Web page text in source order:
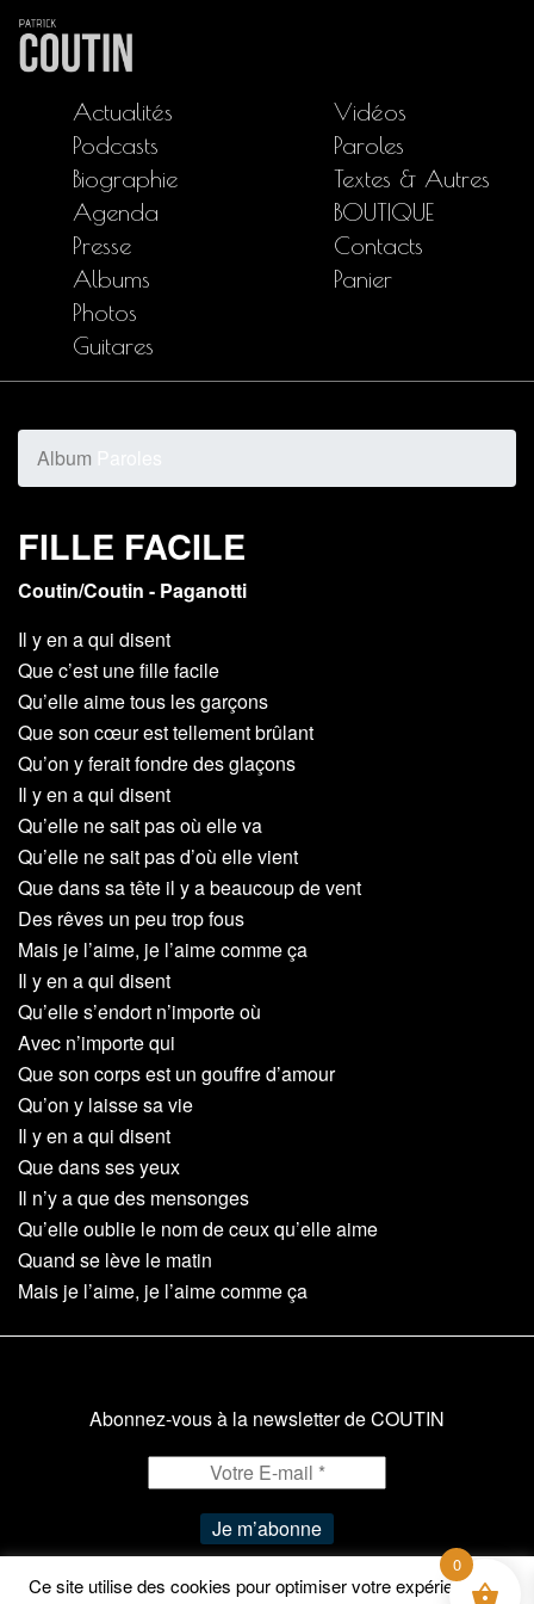
Actualités
Podcasts
Biographie
Agenda
Presse
Albums
Photos
Guitares
Vidéos
Paroles
Textes & Autres
BOUTIQUE
Contacts
Panier
Album
FILLE FACILE
Coutin/Coutin - Paganotti
Il y en a qui disent
Que c’est une fille facile
Qu’elle aime tous les garçons
Que son cœur est tellement brûlant
Qu’on y ferait fondre des glaçons
Il y en a qui disent
Qu’elle ne sait pas où elle va
Qu’elle ne sait pas d’où elle vient
Que dans sa tête il y a beaucoup de vent
Des rêves un peu trop fous
Mais je l’aime, je l’aime comme ça
Il y en a qui disent
Qu’elle s’endort n’importe où
Avec n’importe qui
Que son corps est un gouffre d’amour
Qu’on y laisse sa vie
Il y en a qui disent
Que dans ses yeux
Il n’y a que des mensonges
Qu’elle oublie le nom de ceux qu’elle aime
Quand se lève le matin
Mais je l’aime, je l’aime comme ça
Abonnez-vous à la newsletter de COUTIN
Ce site utilise des cookies pour optimiser votre expérience de
0